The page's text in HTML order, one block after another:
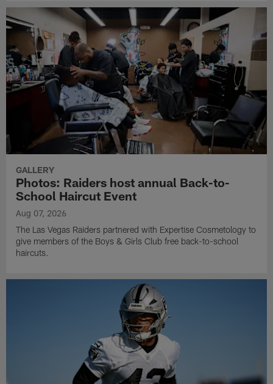
GALLERY
Photos: Raiders host annual Back-to-
School Haircut Event
Aug 07, 2026
The Las Vegas Raiders partnered with Expertise Cosmetology to
give members of the Boys & Girls Club free back-to-school
haircuts.